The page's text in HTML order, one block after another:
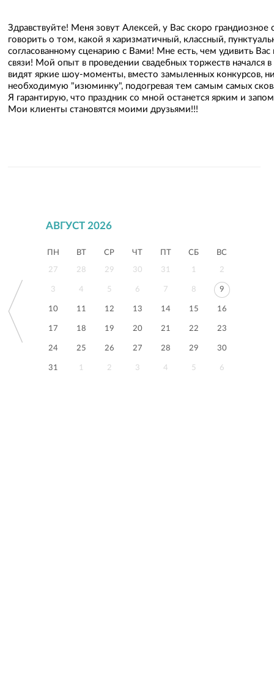
Здравствуйте! Меня зовут Алексей, у Вас скоро
говорить о том, какой я харизматичный, классный,
согласованному сценарию с Вами! Мне есть, чем удивить
связи! Мой опыт в проведении свадебных торжеств начался
видят яркие шоу-моменты, вместо замыленных конкурсов,
необходимую "изюминку", подогревая тем самым самых
Я гарантирую, что праздник со мной останется ярким и
Мои клиенты становятся моими друзьями!!!
АВГУСТ 2026
ПН ВТ СР ЧТ ПТ СБ ВС
27 28 29 30 31 1 2
3 4 5 6 7 8 9
10 11 12 13 14 15 16
17 18 19 20 21 22 23
24 25 26 27 28 29 30
31 1 2 3 4 5 6